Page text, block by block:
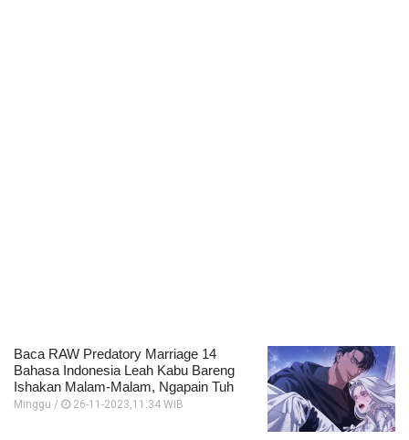
Baca RAW Predatory Marriage 14
Bahasa Indonesia Leah Kabu Bareng
Ishakan Malam-Malam, Ngapain Tuh
Minggu / 26-11-2023,11:34 WIB